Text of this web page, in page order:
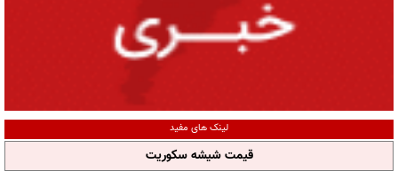
لینک های مفید
قیمت شیشه سکوریت